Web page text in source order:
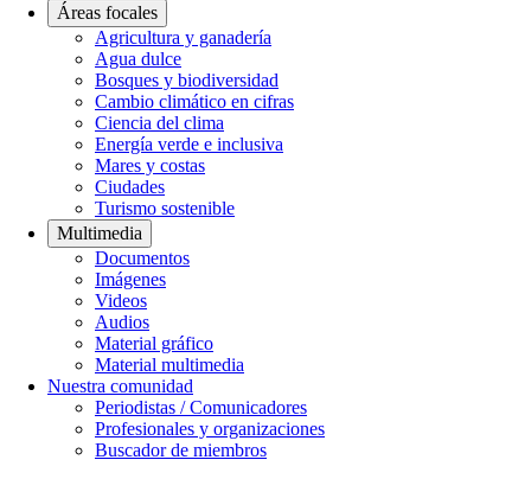
Áreas focales
Agricultura y ganadería
Agua dulce
Bosques y biodiversidad
Cambio climático en cifras
Ciencia del clima
Energía verde e inclusiva
Mares y costas
Ciudades
Turismo sostenible
Multimedia
Documentos
Imágenes
Videos
Audios
Material gráfico
Material multimedia
Nuestra comunidad
Periodistas / Comunicadores
Profesionales y organizaciones
Buscador de miembros